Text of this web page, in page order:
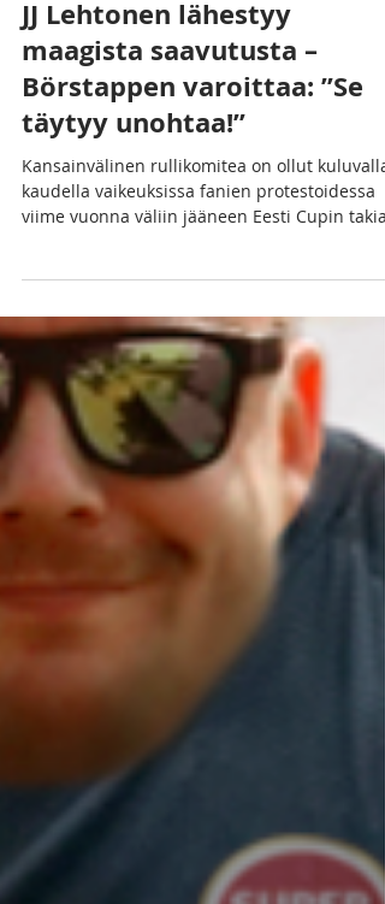
9.3.2023 1 min käytetty lukemiseen
JJ Lehtonen lähestyy
maagista saavutusta –
Börstappen varoittaa: ”Se
täytyy unohtaa!”
kaudella vaikeuksissa fanien protestoidessa
viime vuonna väliin jääneen Eesti Cupin